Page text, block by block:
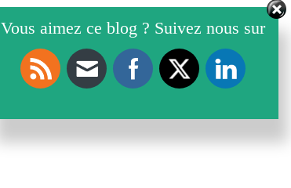
Vous aimez ce blog ? Suivez nous sur